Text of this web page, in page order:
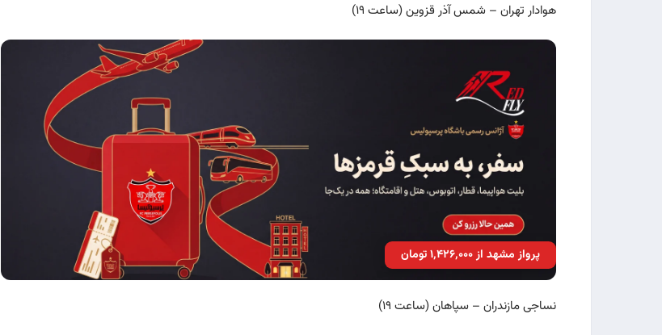
هوادار تهران – شمس آذر قزوین (ساعت ۱۹)
پرواز مشهد از ۱٬۴۲۶٬۰۰۰ تومان
نساجی مازندران – سپاهان (ساعت ۱۹)